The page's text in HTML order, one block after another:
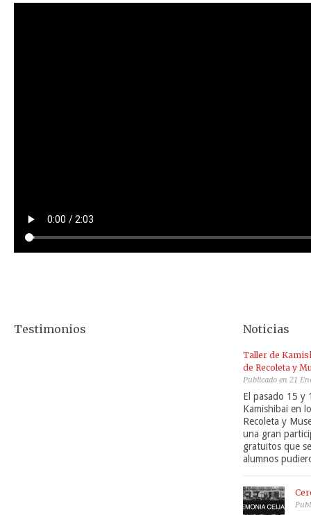
Testimonios Noticias
Taller de
de Recoleta y
Publicado en 21
El pasado 15 y
Kamishibai en
Recoleta y
una gran
gratuitos que
alumnos